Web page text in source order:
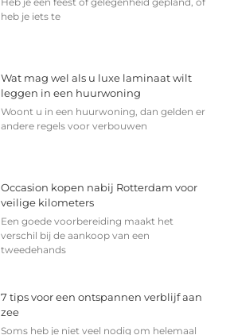
heb je iets te
Wat mag wel als u luxe laminaat wilt
leggen in een huurwoning
Woont u in een huurwoning, dan gelden er
andere regels voor verbouwen
Occasion kopen nabij Rotterdam voor
veilige kilometers
Een goede voorbereiding maakt het
verschil bij de aankoop van een
tweedehands
7 tips voor een ontspannen verblijf aan
zee
Soms heb je niet veel nodig om helemaal